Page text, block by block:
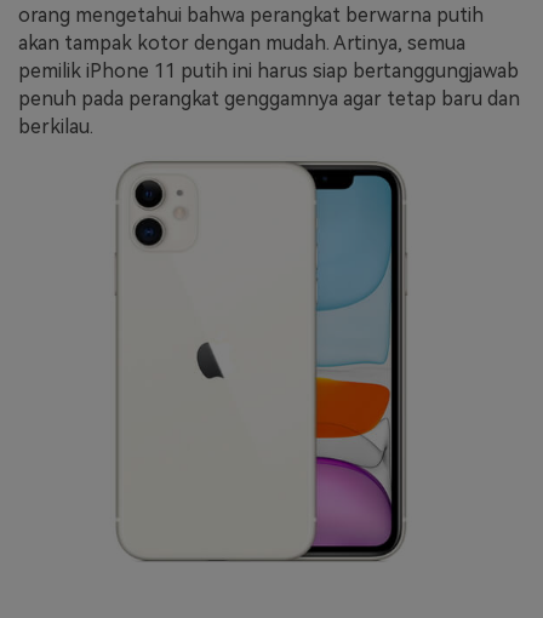
orang mengetahui bahwa perangkat berwarna putih
akan tampak kotor dengan mudah. Artinya, semua
pemilik iPhone 11 putih ini harus siap bertanggungjawab
penuh pada perangkat genggamnya agar tetap baru dan
berkilau.